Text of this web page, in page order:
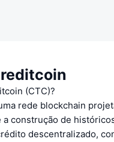
(CTC)?
rede blockchain
a construção de
descentralizado,